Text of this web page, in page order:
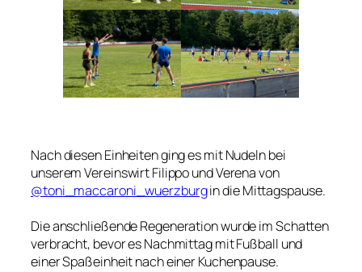
Nach diesen Einheiten ging es mit Nudeln bei
unserem Vereinswirt Filippo und Verena von
@toni_maccaroni_wuerzburgin die Mittagspause.
Die anschließende Regeneration wurde im Schatten
verbracht, bevor es Nachmittag mit Fußball und
einer Spaßeinheit nach einer Kuchenpause.